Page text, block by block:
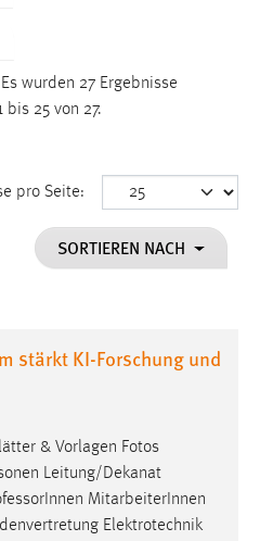
Es wurden 27 Ergebnisse
bis 25 von 27.
pro Seite:
SORTIEREN NACH
stärkt KI-Forschung und
& Vorlagen Fotos
Leitung/Dekanat
MitarbeiterInnen
Elektrotechnik
ausgewählten Einverständnis-
wird in diesem Cookie
ist.